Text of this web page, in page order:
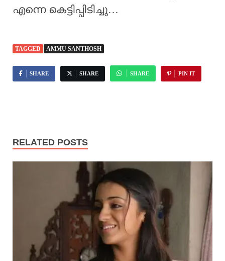
എന്നെ കെട്ടിപ്പിടിച്ചു…
TAGGED AMMU SANTHOSH
SHARE SHARE SHARE PIN IT
RELATED POSTS